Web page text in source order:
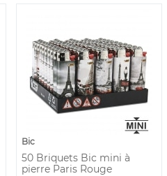
Bic
50 Briquets Bic mini à
pierre Paris Rouge